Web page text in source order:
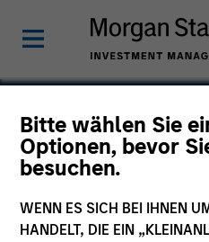
Bitte wählen Sie
Optionen, bevor
besuchen.
WENN ES SICH BEI IHNEN
HANDELT, DIE EIN
Arjun Saigal
Co-Head of Private
China